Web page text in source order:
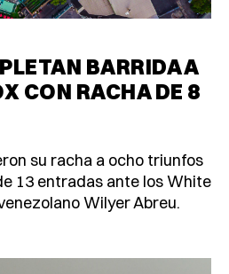
BARRIDA A
CON RACHA DE 8
su racha a ocho triunfos
13 entradas ante los White
Wilyer Abreu.